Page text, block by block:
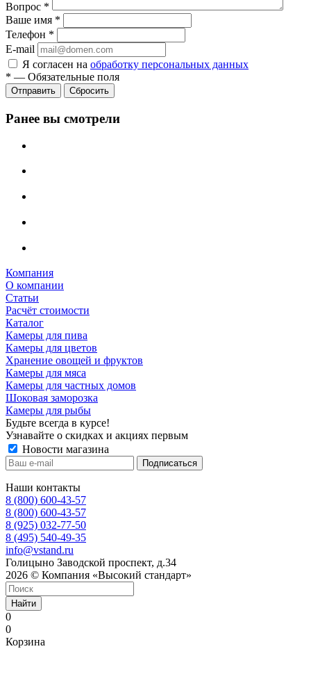
Вопрос *
Ваше имя *
Телефон *
E-mail
Я согласен на обработку персональных данных
* — Обязательные поля
Отправить Сбросить
Ранее вы смотрели
Компания
О компании
Статьи
Расчёт стоимости
Каталог
Камеры для пива
Камеры для цветов
Хранение овощей и фруктов
Камеры для мяса
Камеры для частных домов
Шоковая заморозка
Камеры для рыбы
Будьте всегда в курсе!
Узнавайте о скидках и акциях первым
Новости магазина
Наши контакты
8 (800) 600-43-57
8 (800) 600-43-57
8 (925) 032-77-50
8 (495) 540-49-35
info@vstand.ru
Голицыно Заводской проспект, д.34
2026 © Компания «Высокий стандарт»
Найти
0
0
Корзина